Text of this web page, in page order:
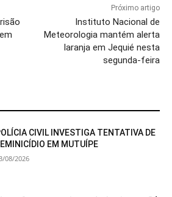
Próximo artigo
Instituto Nacional de
Meteorologia mantém alerta
laranja em Jequié nesta
segunda-feira
CIVIL INVESTIGA TENTATIVA DE
EM MUTUÍPE
08/2026